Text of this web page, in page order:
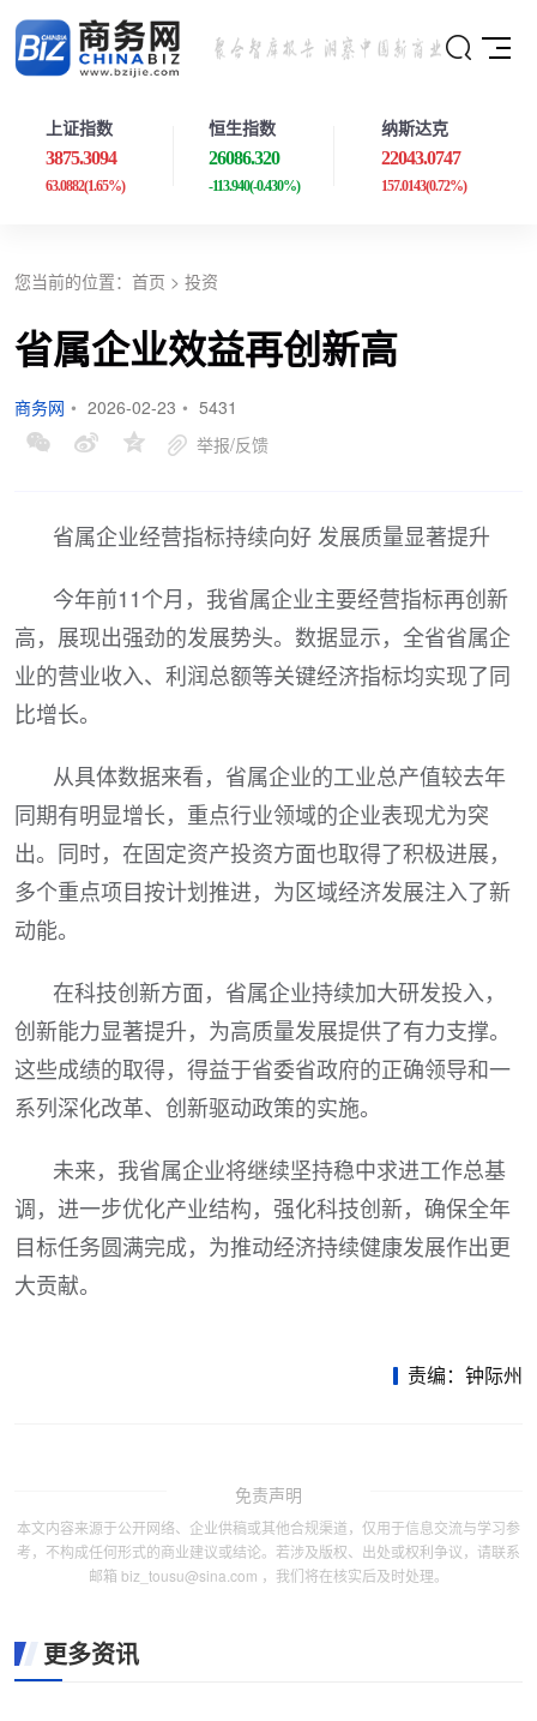
上证指数
3875.3094
63.0882(1.65%)
恒生指数
26086.320
-113.940(-0.430%)
纳斯达克
22043.0747
157.0143(0.72%)
您当前的位置： 首页 > 投资
省属企业效益再创新高
商务网 • 2026-02-23 • 5431
举报/反馈
省属企业经营指标持续向好 发展质量显著提升
今年前11个月，我省属企业主要经营指标再创新
高，展现出强劲的发展势头。数据显示，全省省属企
业的营业收入、利润总额等关键经济指标均实现了同
比增长。
从具体数据来看，省属企业的工业总产值较去年
同期有明显增长，重点行业领域的企业表现尤为突
出。同时，在固定资产投资方面也取得了积极进展，
多个重点项目按计划推进，为区域经济发展注入了新
动能。
在科技创新方面，省属企业持续加大研发投入，
创新能力显著提升，为高质量发展提供了有力支撑。
这些成绩的取得，得益于省委省政府的正确领导和一
系列深化改革、创新驱动政策的实施。
未来，我省属企业将继续坚持稳中求进工作总基
调，进一步优化产业结构，强化科技创新，确保全年
目标任务圆满完成，为推动经济持续健康发展作出更
大贡献。
责编：钟际州
免责声明
本文内容来源于公开网络、企业供稿或其他合规渠道，仅用于信息交流与学习参
考，不构成任何形式的商业建议或结论。若涉及版权、出处或权利争议，请联系
邮箱 biz_tousu@sina.com ，我们将在核实后及时处理。
更多资讯